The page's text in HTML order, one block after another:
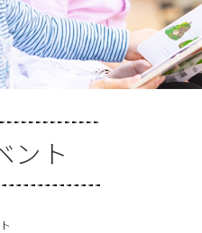
ント